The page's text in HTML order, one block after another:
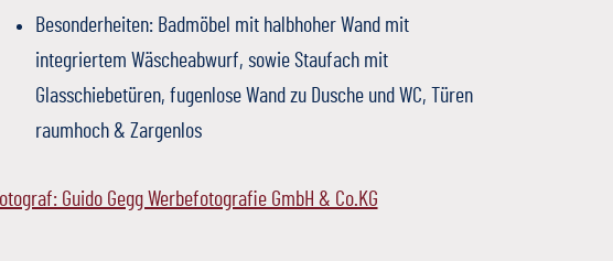
Besonderheiten: Badmöbel mit halbhoher Wand mit
integriertem Wäscheabwurf, sowie Staufach mit
Glasschiebetüren, fugenlose Wand zu Dusche und WC, Türen
raumhoch & Zargenlos
Guido Gegg Werbefotografie GmbH & Co.KG